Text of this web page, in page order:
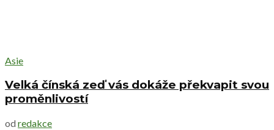
Asie
Velká čínská zeď vás dokáže překvapit svou
proměnlivostí
od redakce